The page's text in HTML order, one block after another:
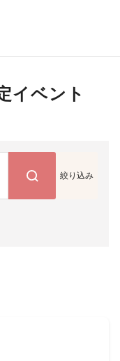
イベント
絞り込み